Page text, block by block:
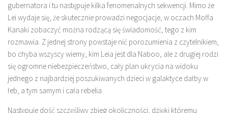
gubernatora i tu następuje kilka fenomenalnych sekwencji. Mimo że
Lei wydaje się, że skutecznie prowadzi negocjacje, w oczach Moffa
Kanaki zobaczyć można rodzącą się świadomość, tego z kim
rozmawia. Z jednej strony powstaje nić porozumienia z czytelnikiem,
bo chyba wszyscy wiemy, kim Leia jest dla Naboo, ale z drugiej rodzi
się ogromne niebezpieczeństwo, cały plan ukrycia na widoku
jednego z najbardziej poszukiwanych dzieci w galaktyce dałby w
łeb, a tym samym i cała rebelia.
Następuje dość szczęśliwy zbieg okoliczności, dzięki któremu